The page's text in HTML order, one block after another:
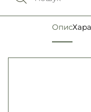
Порівняння0
Обране0
Ліхтарі ,
Опис